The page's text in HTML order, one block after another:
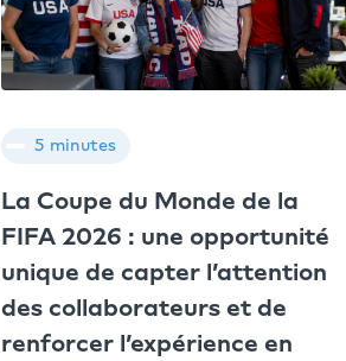
5 minutes
La Coupe du Monde de la
FIFA 2026 : une opportunité
unique de capter l’attention
des collaborateurs et de
renforcer l’expérience en